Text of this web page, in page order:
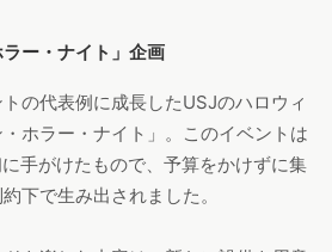
ー・ナイト」企画
の代表例に成長したUSJのハロウィ
ホラー・ナイト」。このイベントは
手がけたもので、予算をかけずに集
下で生み出されました。